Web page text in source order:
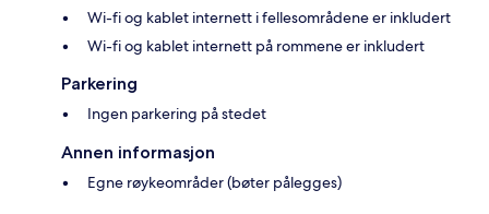
Wi-fi og kablet internett i fellesområdene er inkludert
Wi-fi og kablet internett på rommene er inkludert
Parkering
Ingen parkering på stedet
Annen informasjon
Egne røykeområder (bøter pålegges)